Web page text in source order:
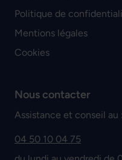
Politique de
Mentions légales
Cookies
Nous contacter
Assistance et conseil au :
04 50 10 04 75